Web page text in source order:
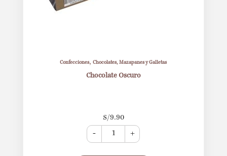
Confecciones,Chocolates, Mazapanes y Galletas
Chocolate Oscuro
S/9.90
- +